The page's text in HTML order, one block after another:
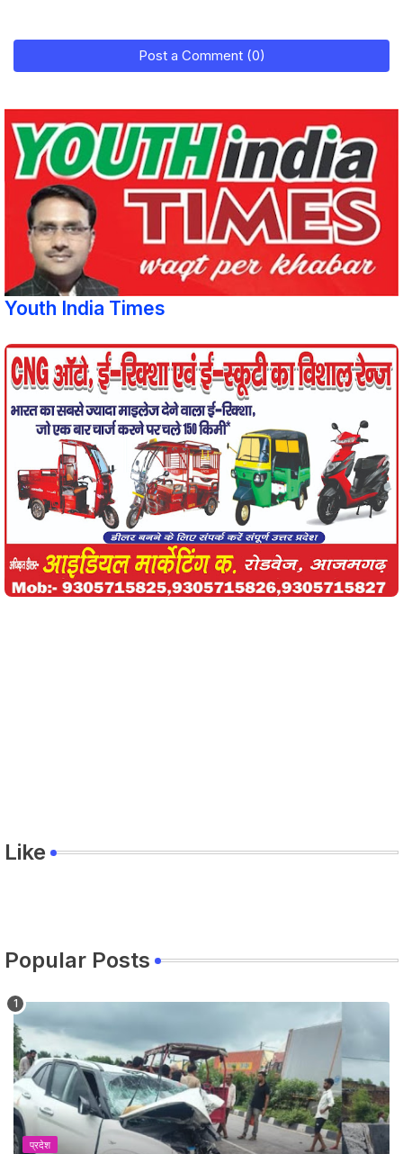
Post a Comment (0)
Youth India Times
Like
Popular Posts
प्रदेश